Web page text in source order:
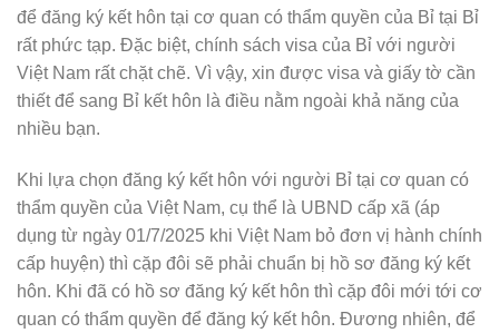
để đăng ký kết hôn tại cơ quan có thẩm quyền của Bỉ tại Bỉ
rất phức tạp. Đặc biệt, chính sách visa của Bỉ với người
Việt Nam rất chặt chẽ. Vì vậy, xin được visa và giấy tờ cần
thiết để sang Bỉ kết hôn là điều nằm ngoài khả năng của
nhiều bạn.
Khi lựa chọn đăng ký kết hôn với người Bỉ tại cơ quan có
thẩm quyền của Việt Nam, cụ thể là UBND cấp xã (áp
dụng từ ngày 01/7/2025 khi Việt Nam bỏ đơn vị hành chính
cấp huyện) thì cặp đôi sẽ phải chuẩn bị hồ sơ đăng ký kết
hôn. Khi đã có hồ sơ đăng ký kết hôn thì cặp đôi mới tới cơ
quan có thẩm quyền để đăng ký kết hôn. Đương nhiên, để